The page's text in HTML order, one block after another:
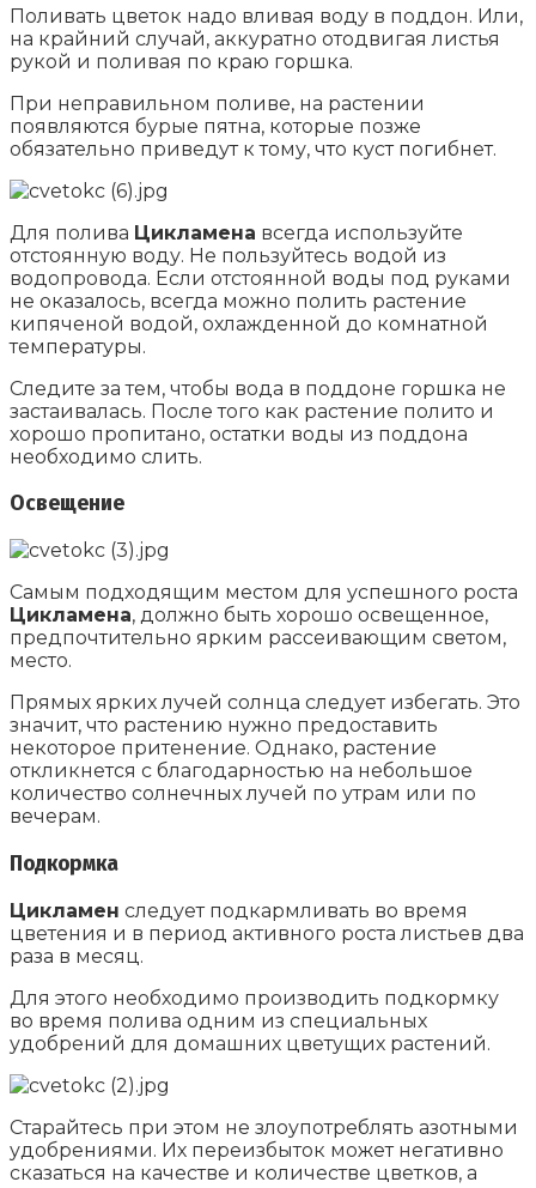
Поливать цветок надо вливая воду в поддон. Или,
на крайний случай, аккуратно отодвигая листья
рукой и поливая по краю горшка.
При неправильном поливе, на растении
появляются бурые пятна, которые позже
обязательно приведут к тому, что куст погибнет.
Для полива Цикламена всегда используйте
отстоянную воду. Не пользуйтесь водой из
водопровода. Если отстоянной воды под руками
не оказалось, всегда можно полить растение
кипяченой водой, охлажденной до комнатной
температуры.
Следите за тем, чтобы вода в поддоне горшка не
застаивалась. После того как растение полито и
хорошо пропитано, остатки воды из поддона
необходимо слить.
Освещение
Самым подходящим местом для успешного роста
Цикламена, должно быть хорошо освещенное,
предпочтительно ярким рассеивающим светом,
место.
Прямых ярких лучей солнца следует избегать. Это
значит, что растению нужно предоставить
некоторое притенение. Однако, растение
откликнется с благодарностью на небольшое
количество солнечных лучей по утрам или по
вечерам.
Подкормка
Цикламен следует подкармливать во время
цветения и в период активного роста листьев два
раза в месяц.
Для этого необходимо производить подкормку
во время полива одним из специальных
удобрений для домашних цветущих растений.
Старайтесь при этом не злоупотреблять азотными
удобрениями. Их переизбыток может негативно
сказаться на качестве и количестве цветков, а